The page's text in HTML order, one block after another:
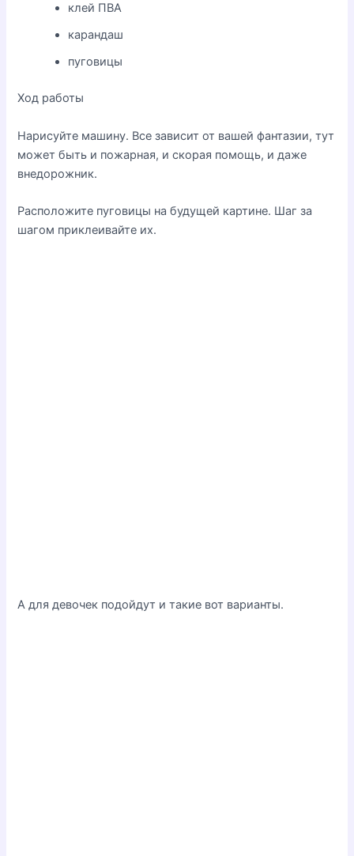
клей ПВА
карандаш
пуговицы
Ход работы
Нарисуйте машину. Все зависит от вашей фантазии, тут
может быть и пожарная, и скорая помощь, и даже
внедорожник.
Расположите пуговицы на будущей картине. Шаг за
шагом приклеивайте их.
А для девочек подойдут и такие вот варианты.